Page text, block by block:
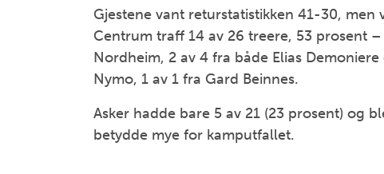
Gjestene vant returstatistikken 41-30,
Centrum traff 14 av 26 treere, 53 prosent
Nordheim, 2 av 4 fra både Elias
Nymo, 1 av 1 fra Gard Beinnes.
Asker hadde bare 5 av 21 (23 prosent) og
betydde mye for kamputfallet.